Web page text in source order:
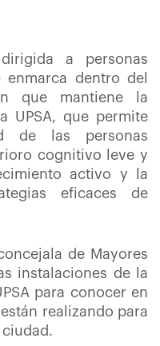
a personas
dentro del
que mantiene la
UPSA, que permite
de las personas
cognitivo leve y
activo y la
eficaces de
de Mayores
instalaciones de la
para conocer en
realizando para
ciudad.